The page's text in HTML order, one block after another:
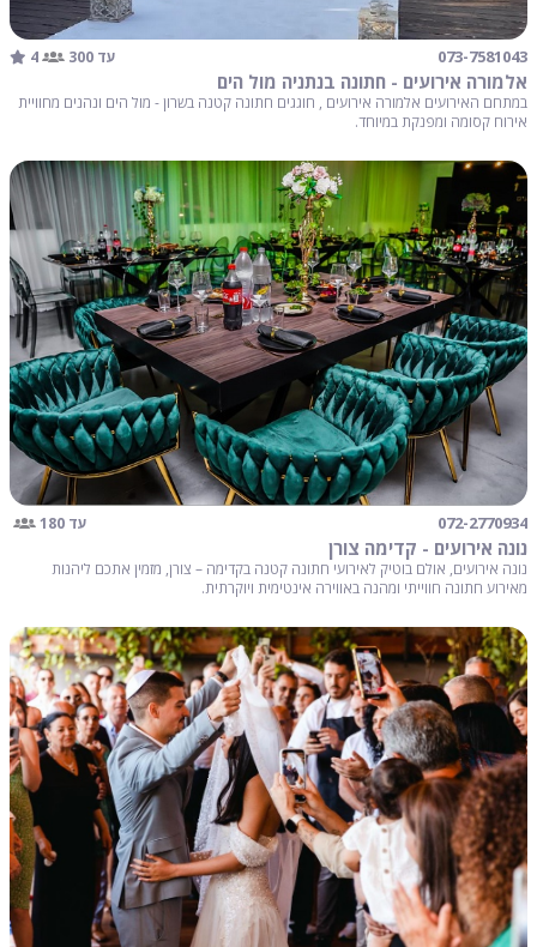
073-7581043 עד 300 4
אלמורה אירועים - חתונה בנתניה מול הים
במתחם האירועים אלמורה אירועים , חוגגים חתונה קטנה בשרון - מול הים ונהנים מחוויית
אירוח קסומה ומפנקת במיוחד.
072-2770934 עד 180
נונה אירועים - קדימה צורן
נונה אירועים, אולם בוטיק לאירועי חתונה קטנה בקדימה – צורן, מזמין אתכם ליהנות
מאירוע חתונה חווייתי ומהנה באווירה אינטימית ויוקרתית.